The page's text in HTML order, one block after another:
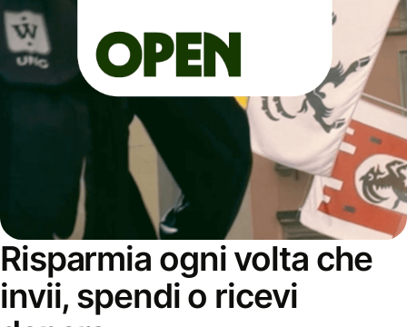
Risparmia ogni volta che
invii, spendi o ricevi